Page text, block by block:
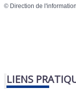
© Direction de
LIENS